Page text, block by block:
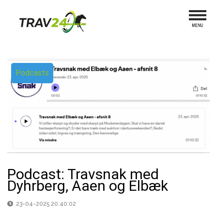
Podcasts
Podcast: Travsnak med
Dyhrberg, Aaen og Elbæk
23-04-2025 20:40:02